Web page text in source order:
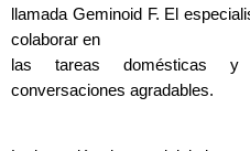
llamada Geminoid F. El
colaborar en
las tareas domésticas y
conversaciones agradables.